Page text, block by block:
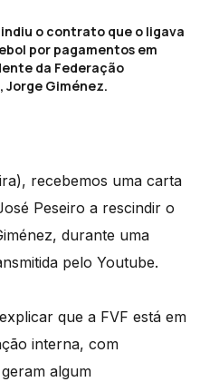
o contrato que o ligava
por pagamentos em
da Federação
Jorge Giménez.
recebemos uma carta
Peseiro a rescindir o
durante uma
pelo Youtube.
que a FVF está em
interna, com
algum